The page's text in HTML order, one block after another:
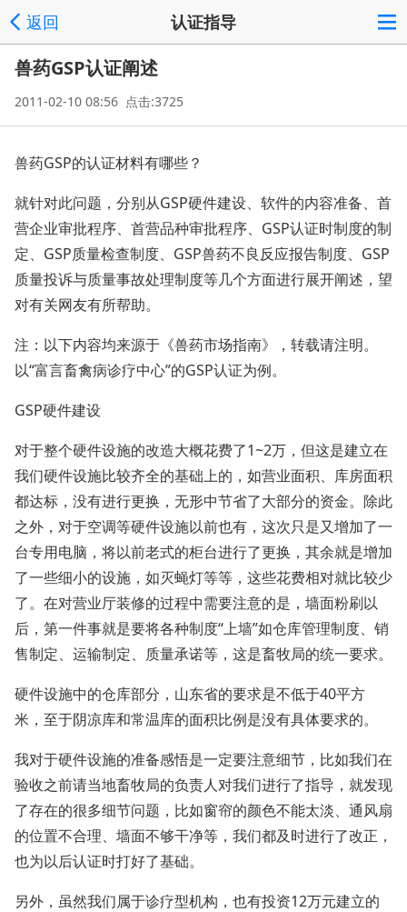
返回 认证指导
兽药GSP认证阐述
2011-02-10 08:56 点击:3725
兽药GSP的认证材料有哪些？
就针对此问题，分别从GSP硬件建设、软件的内容准备、首
营企业审批程序、首营品种审批程序、GSP认证时制度的制
定、GSP质量检查制度、GSP兽药不良反应报告制度、GSP
质量投诉与质量事故处理制度等几个方面进行展开阐述，望
对有关网友有所帮助。
注：以下内容均来源于《兽药市场指南》，转载请注明。
以“富言畜禽病诊疗中心”的GSP认证为例。
GSP硬件建设
对于整个硬件设施的改造大概花费了1~2万，但这是建立在
我们硬件设施比较齐全的基础上的，如营业面积、库房面积
都达标，没有进行更换，无形中节省了大部分的资金。除此
之外，对于空调等硬件设施以前也有，这次只是又增加了一
台专用电脑，将以前老式的柜台进行了更换，其余就是增加
了一些细小的设施，如灭蝇灯等等，这些花费相对就比较少
了。在对营业厅装修的过程中需要注意的是，墙面粉刷以
后，第一件事就是要将各种制度“上墙”如仓库管理制度、销
售制定、运输制定、质量承诺等，这是畜牧局的统一要求。
硬件设施中的仓库部分，山东省的要求是不低于40平方
米，至于阴凉库和常温库的面积比例是没有具体要求的。
我对于硬件设施的准备感悟是一定要注意细节，比如我们在
验收之前请当地畜牧局的负责人对我们进行了指导，就发现
了存在的很多细节问题，比如窗帘的颜色不能太淡、通风扇
的位置不合理、墙面不够干净等，我们都及时进行了改正，
也为以后认证时打好了基础。
另外，虽然我们属于诊疗型机构，也有投资12万元建立的